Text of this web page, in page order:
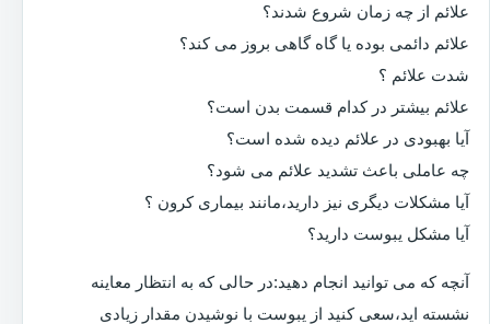
علائم از چه زمان شروع شدند؟
علائم دائمی بوده یا گاه گاهی بروز می کند؟
شدت علائم ؟
علائم بیشتر در کدام قسمت بدن است؟
آیا بهبودی در علائم دیده شده است؟
چه عاملی باعث تشدید علائم می شود؟
آیا مشکلات دیگری نیز دارید،مانند بیماری کرون ؟
آیا مشکل یبوست دارید؟
آنچه که می توانید انجام دهید:در حالی که به انتظار معاینه
نشسته اید،سعی کنید از یبوست با نوشیدن مقدار زیادی